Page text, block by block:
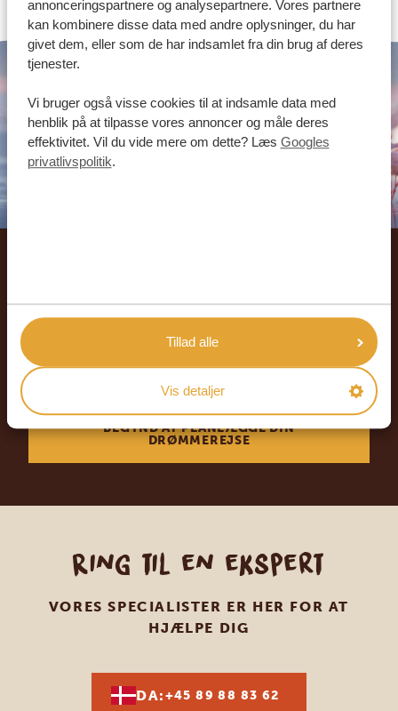
annonceringspartnere og analysepartnere. Vores partnere
kan kombinere disse data med andre oplysninger, du har
givet dem, eller som de har indsamlet fra din brug af deres
tjenester.
Vi bruger også visse cookies til at indsamle data med
henblik på at tilpasse vores annoncer og måle deres
effektivitet. Vil du vide mere om dette? Læs Googles
privatlivspolitik.
Tillad alle
Vis detaljer
skræddersyede rejse
FÅ ET GRATIS OG UFORPLIGTENDE TILBUD
BEGYND AT PLANLÆGGE DIN
DRØMMEREJSE
Ring til en ekspert
VORES SPECIALISTER ER HER FOR AT
HJÆLPE DIG
DA:+45 89 88 83 62